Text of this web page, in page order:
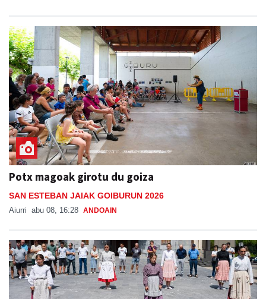
Potx magoak girotu du goiza
SAN ESTEBAN JAIAK GOIBURUN 2026
Aiurri abu 08, 16:28 ANDOAIN